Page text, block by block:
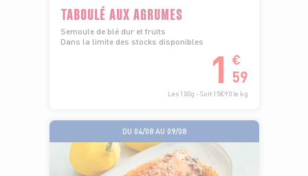
TABOULÉ AUX AGRUMES
Semoule de blé dur et fruits
Dans la limite des stocks disponibles
1 €
59
Les 100g - Soit 15€90 le kg
DU 04/08 AU 09/08